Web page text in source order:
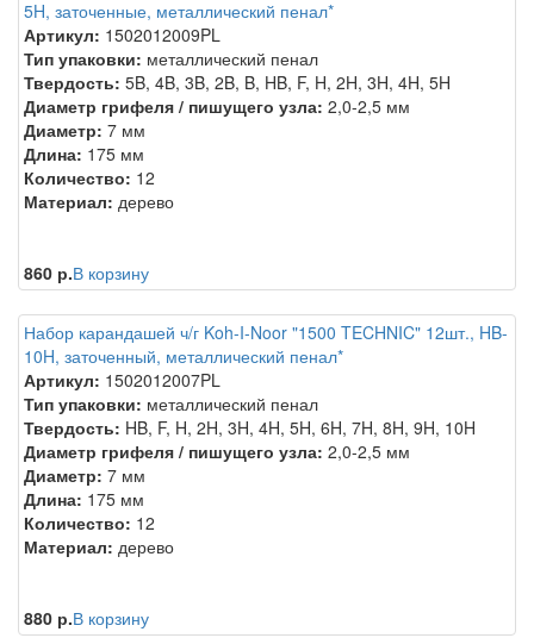
5H, заточенные, металлический пенал*
Артикул: 1502012009PL
Тип упаковки: металлический пенал
Твердость: 5B, 4B, 3B, 2B, B, HB, F, H, 2H, 3H, 4H, 5H
Диаметр грифеля / пишущего узла: 2,0-2,5 мм
Диаметр: 7 мм
Длина: 175 мм
Количество: 12
Материал: дерево
860 р.В корзину
Набор карандашей ч/г Koh-I-Noor "1500 TECHNIC" 12шт., HB-
10H, заточенный, металлический пенал*
Артикул: 1502012007PL
Тип упаковки: металлический пенал
Твердость: HB, F, H, 2H, 3H, 4H, 5H, 6H, 7H, 8H, 9H, 10H
Диаметр грифеля / пишущего узла: 2,0-2,5 мм
Диаметр: 7 мм
Длина: 175 мм
Количество: 12
Материал: дерево
880 р.В корзину